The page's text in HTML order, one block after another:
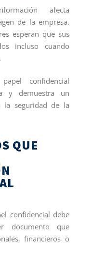
afecta
de la empresa.
esperan que sus
incluso cuando
confidencial
y demuestra un
la seguridad de la
QUE
confidencial debe
documento que
financieros o